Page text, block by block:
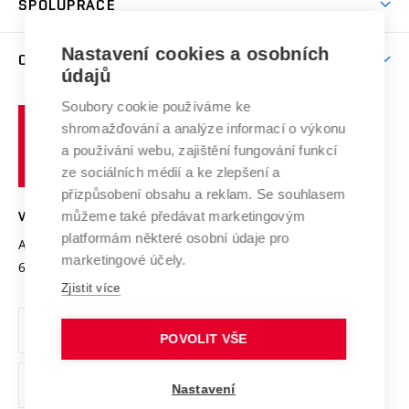
Brno
Celoživotní vzdělávání
E-přihláška
Závěrečné práce
Doktorské studium
Studium bez bariér
Podpora podnikání
Mezinárodní vědecká rada
Systém zajišťování kvality výzkumu
Výzkumné infrastruktury
Transfer znalostí
Open Science
Projekty
Projekty ze strukturálních fondů
Specifický výzkum
SPOLUPRÁCE
Zahraniční spolupráce
Spolupráce se školami
Služby univerzity
Mezinárodní dohody
Univerzitní sítě
O UNIVERZITĚ
Profil univerzity
Udržitelná univerzita
Podnikavá univerzita / ContriBUTe
Bezpečná univerzita
Vyznamenání
Organizační struktura
Ochrana osobních údajů
odkaz)
učení
technické
VYSOKÉ UČENÍ TECHNICKÉ V BRNĚ
Antonínská 548/1
602 00 Brno
www.vut.cz
vut@vutbr.cz
Nastavení cookies a osobních
údajů
Soubory cookie používáme ke
shromažďování a analýze informací o výkonu
a používání webu, zajištění fungování funkcí
ze sociálních médií a ke zlepšení a
přizpůsobení obsahu a reklam. Se souhlasem
můžeme také předávat marketingovým
platformám některé osobní údaje pro
marketingové účely.
Zjistit více
POVOLIT VŠE
Nastavení